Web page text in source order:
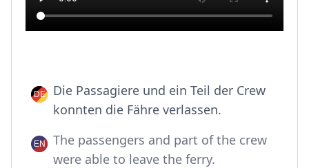
Die Passagiere und ein Teil der Crew
konnten die Fähre verlassen.
The passengers and part of the crew
were able to leave the ferry.